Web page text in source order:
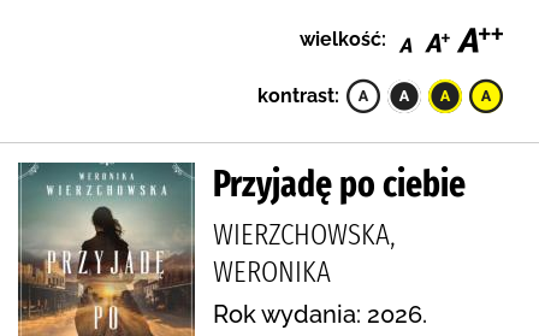
wielkość:
kontrast:
Przyjadę po ciebie
WIERZCHOWSKA,
WERONIKA
Rok wydania: 2026.